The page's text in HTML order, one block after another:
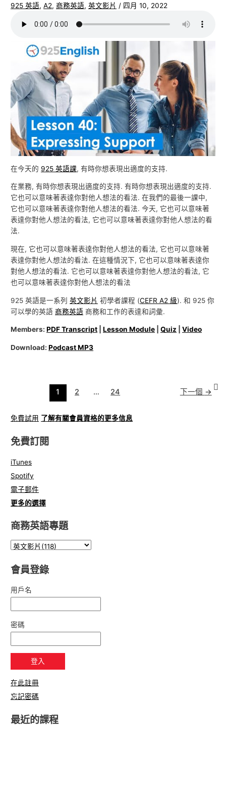
925 英語,A2,商務英語,英文影片 / 四月 10, 2022
在今天的 925 英語課, 有時你想表現出適度的支持.
在業務, 有時你想表現出適度的支持. 有時你想表現出適度的支持.
它也可以意味著表達你對他人想法的看法. 在我們的最後一課中,
它也可以意味著表達你對他人想法的看法. 今天, 它也可以意味著
表達你對他人想法的看法, 它也可以意味著表達你對他人想法的看
法.
現在, 它也可以意味著表達你對他人想法的看法, 它也可以意味著
表達你對他人想法的看法. 在這種情況下, 它也可以意味著表達你
對他人想法的看法. 它也可以意味著表達你對他人想法的看法, 它
也可以意味著表達你對他人想法的看法
925 英語是一系列英文影片 初學者課程 (CEFR A2 級). 和 925 你
可以學的英語商務英語 商務和工作的表達和詞彙.
Members:PDF Transcript |Lesson Module |Quiz |Video
Download:Podcast MP3
1 2 … 24 下一個 →
免費試用 了解有關會員資格的更多信息
免費訂閱
iTunes
Spotify
電子郵件
更多的選擇
商務英語專題
會員登錄
用戶名
密碼
在此註冊
忘記密碼
最近的課程